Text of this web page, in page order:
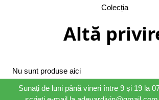
Colecția
Altă
Nu sunt produse aici
Sunați de luni până vineri între 9 și 19 la